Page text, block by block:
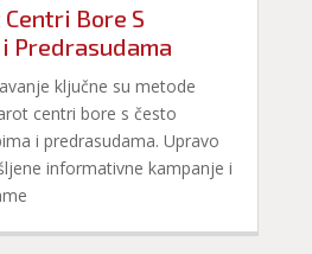
Centri Bore S
Predrasudama
ključne su metode
centri bore s često
i predrasudama. Upravo
informativne kampanje i